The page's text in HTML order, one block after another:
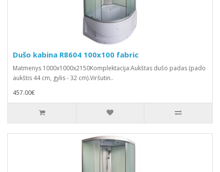
Dušo kabina R8604 100x100 fabric
Matmenys 1000x1000x2150Komplektacija:Aukštas dušo padas (pado
aukštis 44 cm, gylis - 32 cm).Viršutin..
457.00€